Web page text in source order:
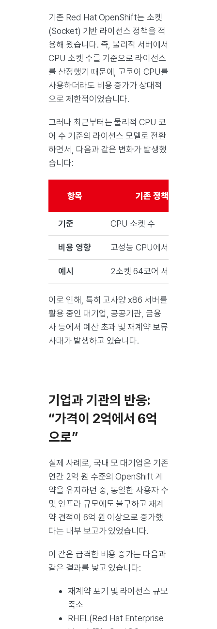
기존 Red Hat OpenShift는 소켓
(Socket) 기반 라이선스 정책을 적
용해 왔습니다. 즉, 물리적 서버에서
CPU 소켓 수를 기준으로 라이선스
를 산정했기 때문에, 고코어 CPU를
사용하더라도 비용 증가가 상대적
으로 제한적이었습니다.
그러나 최근부터는 물리적 CPU 코
어 수 기준의 라이선스 모델로 전환
하면서, 다음과 같은 변화가 발생했
습니다:
항목 기존 정책
기준 CPU 소켓 수
비용 영향 고성능 CPU에서 효율적
예시 2소켓 64코어 서버
이로 인해, 특히 고사양 x86 서버를
활용 중인 대기업, 공공기관, 금융
사 등에서 예산 초과 및 재계약 보류
사태가 발생하고 있습니다.
기업과 기관의 반응:
“가격이 2억에서 6억
으로”
실제 사례로, 국내 모 대기업은 기존
연간 2억 원 수준의 OpenShift 계
약을 유지하던 중, 동일한 사용자 수
및 인프라 규모에도 불구하고 재계
약 견적이 6억 원 이상으로 증가했
다는 내부 보고가 있었습니다.
이 같은 급격한 비용 증가는 다음과
같은 결과를 낳고 있습니다:
재계약 포기 및 라이선스 규모
축소
RHEL(Red Hat Enterprise